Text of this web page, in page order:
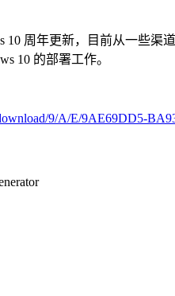
周年更新，目前从一些渠
10 的部署工作。
9/A/E/9AE69DD5-